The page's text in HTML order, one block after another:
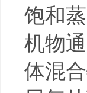
饱和
机物
体混